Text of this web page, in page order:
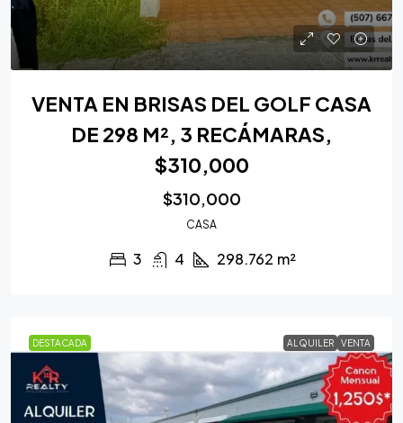
VENTA EN BRISAS DEL GOLF CASA
DE 298 M², 3 RECÁMARAS,
$310,000
$310,000
CASA
3 4 298.762 m²
DESTACADA ALQUILER VENTA